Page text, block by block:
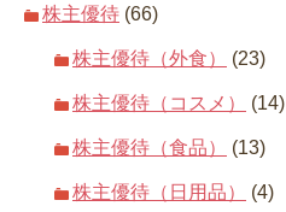
株主優待 (66)
株主優待（外食） (23)
株主優待（コスメ） (14)
株主優待（食品） (13)
株主優待（日用品） (4)